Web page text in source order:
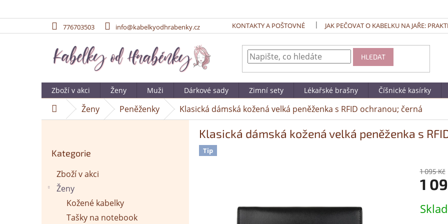
776703503 info@kabelkyodhrabenky.cz KONTAKTY A POŠTOVNÉ JAK PEČOVAT O KABELKU NA JAŘE:
HLEDAT
Zboží v akci Ženy Muži Dárkové sady Zimní sety Lékařské brašny Číšnické kasírky
DomůŽeny Peněženky Klasická dámská kožená velká peněženka s RFID ochranou; černá
kategorie
Kategorie
Zboží v akci
Ženy
Kožené kabelky
Tašky na notebook
Klasická dámská kožená velká peněženka s
Tip
1 095 Kč
1
cena: